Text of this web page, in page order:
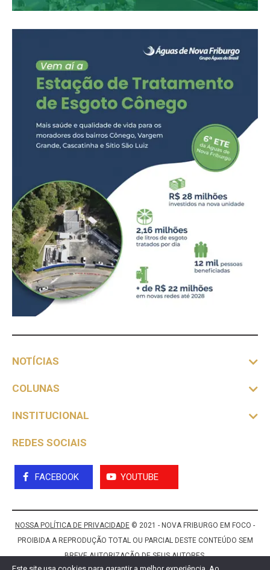
NOTÍCIAS
COLUNAS
INSTITUCIONAL
REDES SOCIAIS
FACEBOOK YOUTUBE
NOSSA POLÍTICA DE PRIVACIDADE © 2021 - NOVA FRIBURGO EM FOCO -
PROIBIDA A REPRODUÇÃO TOTAL OU PARCIAL DESTE CONTEÚDO SEM
BREVE AUTORIZAÇÃO DE SEUS AUTORES.